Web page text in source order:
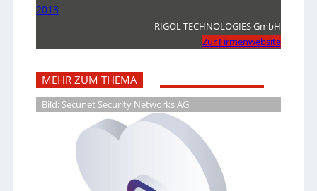
2013
RIGOL TECHNOLOGIES GmbH
Zur Firmenwebsite
MEHR ZUM THEMA
Bild: Secunet Security Networks AG